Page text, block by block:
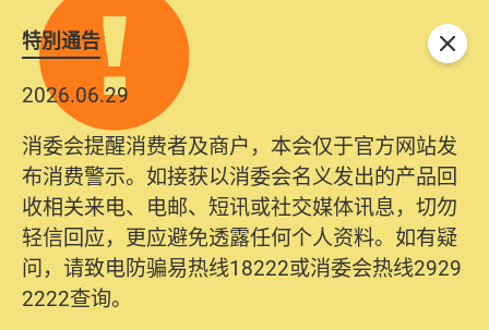
特別通告
2026.06.29
消委会提醒消费者及商户，本会仅于官方网站发
布消费警示。如接获以消委会名义发出的产品回
收相关来电、电邮、短讯或社交媒体讯息，切勿
轻信回应，更应避免透露任何个人资料。如有疑
问，请致电防骗易热线18222或消委会热线2929
2222查询。
关闭